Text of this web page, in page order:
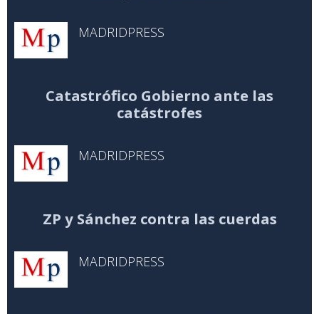
MADRIDPRESS
Catastrófico Gobierno ante las
catástrofes
MADRIDPRESS
ZP y Sánchez contra las cuerdas
MADRIDPRESS